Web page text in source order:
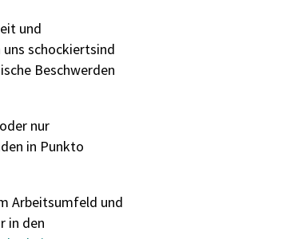
und
uns schockiertsind
Beschwerden
nur
in Punkto
Arbeitsumfeld und
in den